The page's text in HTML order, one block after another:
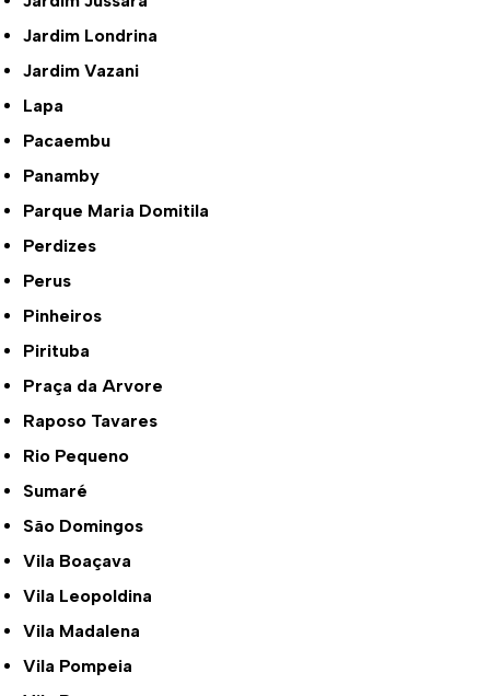
Jardim Londrina
Jardim Vazani
Lapa
Pacaembu
Panamby
Parque Maria Domitila
Perdizes
Perus
Pinheiros
Pirituba
Praça da Arvore
Raposo Tavares
Rio Pequeno
Sumaré
São Domingos
Vila Boaçava
Vila Leopoldina
Vila Madalena
Vila Pompeia